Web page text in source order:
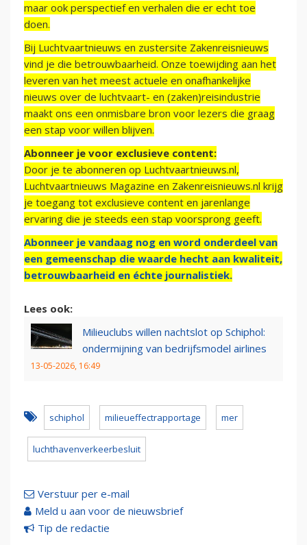
maar ook perspectief en verhalen die er echt toe
doen.
Bij Luchtvaartnieuws en zustersite Zakenreisnieuws
vind je die betrouwbaarheid. Onze toewijding aan het
leveren van het meest actuele en onafhankelijke
nieuws over de luchtvaart- en (zaken)reisindustrie
maakt ons een onmisbare bron voor lezers die graag
een stap voor willen blijven.
Abonneer je voor exclusieve content:
Door je te abonneren op Luchtvaartnieuws.nl,
Luchtvaartnieuws Magazine en Zakenreisnieuws.nl krijg
je toegang tot exclusieve content en jarenlange
ervaring die je steeds een stap voorsprong geeft.
Abonneer je vandaag nog en word onderdeel van
een gemeenschap die waarde hecht aan kwaliteit,
betrouwbaarheid en échte journalistiek.
Lees ook:
Milieuclubs willen nachtslot op Schiphol:
ondermijning van bedrijfsmodel airlines
13-05-2026, 16:49
schiphol milieueffectrapportage mer
luchthavenverkeerbesluit
Verstuur per e-mail
Meld u aan voor de nieuwsbrief
Tip de redactie